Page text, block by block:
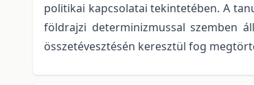
politikai kapcsolatai tekintetében. A
földrajzi determinizmussal szemben
összetévesztésén keresztül fog